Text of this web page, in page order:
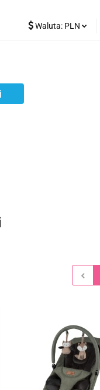
Waluta: PLN
Karmienie